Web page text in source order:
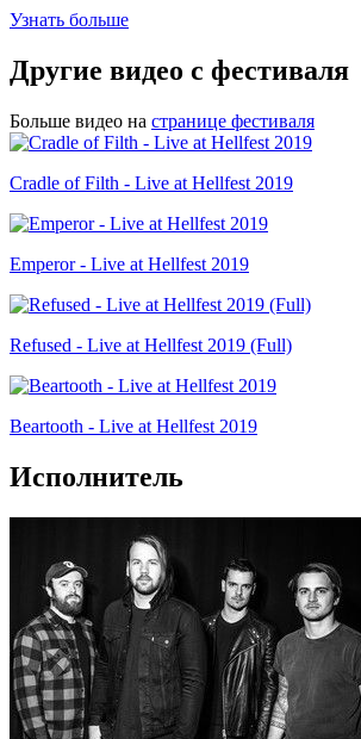
Узнать больше
Другие видео с фестиваля
Больше видео на странице фестиваля
Cradle of Filth - Live at Hellfest 2019
Emperor - Live at Hellfest 2019
Refused - Live at Hellfest 2019 (Full)
Beartooth - Live at Hellfest 2019
Исполнитель